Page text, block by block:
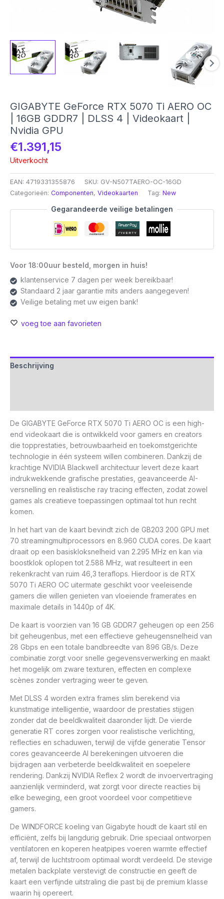
GIGABYTE GeForce RTX 5070 Ti AERO OC
| 16GB GDDR7 | DLSS 4 | Videokaart |
Nvidia GPU
€1.391,15
Uitverkocht
EAN: 4719331355876 SKU: GV-N507TAERO-OC-16GD
Categorieën: Componenten, Videokaarten Tag: New
Gegarandeerde veilige betalingen
Voor 18:00uur besteld, morgen in huis!
klantenservice 7 dagen per week bereikbaar!
Standaard 2 jaar garantie mits anders aangegeven!
Veilige betaling met uw eigen bank!
voeg toe aan favorieten
Beschrijving
De GIGABYTE GeForce RTX 5070 Ti AERO OC is een high-
end videokaart die is ontwikkeld voor gamers en creators
die topprestaties, betrouwbaarheid en toekomstgerichte
technologie in één systeem willen combineren. Dankzij de
krachtige NVIDIA Blackwell architectuur levert deze kaart
indrukwekkende grafische prestaties, geavanceerde AI-
versnelling en realistische ray tracing effecten, zodat zowel
games als creatieve toepassingen optimaal tot hun recht
komen.
In het hart van de kaart bevindt zich de GB203 200 GPU met
70 streamingmultiprocessors en 8.960 CUDA cores. De kaart
draait op een basiskloksnelheid van 2.295 MHz en kan via
boostklok oplopen tot 2.588 MHz, wat resulteert in een
rekenkracht van ruim 46,3 teraflops. Hierdoor is de RTX
5070 Ti AERO OC uitermate geschikt voor veeleisende
gamers die willen genieten van vloeiende framerates en
maximale details in 1440p of 4K.
De kaart is voorzien van 16 GB GDDR7 geheugen op een 256
bit geheugenbus, met een effectieve geheugensnelheid van
28 Gbps en een totale bandbreedte van 896 GB/s. Deze
combinatie zorgt voor snelle gegevensverwerking en maakt
het mogelijk om zware texturen, effecten en complexe
scènes zonder vertraging weer te geven.
Met DLSS 4 worden extra frames slim berekend via
kunstmatige intelligentie, waardoor de prestaties stijgen
zonder dat de beeldkwaliteit daaronder lijdt. De vierde
generatie RT cores zorgen voor realistische verlichting,
reflecties en schaduwen, terwijl de vijfde generatie Tensor
cores geavanceerde AI berekeningen uitvoeren die
bijdragen aan verbeterde beeldkwaliteit en soepelere
rendering. Dankzij NVIDIA Reflex 2 wordt de invoervertraging
aanzienlijk verminderd, wat zorgt voor directe reacties bij
elke beweging, een groot voordeel voor competitieve
gamers.
De WINDFORCE koeling van Gigabyte houdt de kaart stil en
efficiënt, zelfs bij langdurig gebruik. Drie speciaal ontworpen
ventilatoren en koperen heatpipes voeren warmte effectief
af, terwijl de luchtstroom optimaal wordt verdeeld. De stevige
metalen backplate verstevigt de constructie en geeft de
kaart een verfijnde uitstraling die past bij de premium klasse
waarin hij opereert.